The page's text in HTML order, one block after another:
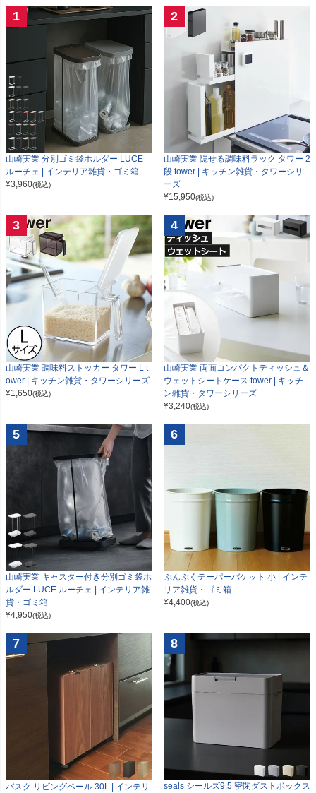
1
山崎実業 分別ゴミ袋ホルダー LUCE
ルーチェ | インテリア雑貨・ゴミ箱
¥3,960(税込)
2
山崎実業 隠せる調味料ラック タワー 2
段 tower | キッチン雑貨・タワーシリ
ーズ
¥15,950(税込)
3
山崎実業 調味料ストッカー タワー L t
ower | キッチン雑貨・タワーシリーズ
¥1,650(税込)
4
山崎実業 両面コンパクトティッシュ＆
ウェットシートケース tower | キッチ
ン雑貨・タワーシリーズ
¥3,240(税込)
5
山崎実業 キャスター付き分別ゴミ袋ホ
ルダー LUCE ルーチェ | インテリア雑
貨・ゴミ箱
¥4,950(税込)
6
ぶんぶくテーパーバケット 小 | インテ
リア雑貨・ゴミ箱
¥4,400(税込)
7
バスク リビングペール 30L | インテリ
8
seals シールズ9.5 密閉ダストボックス